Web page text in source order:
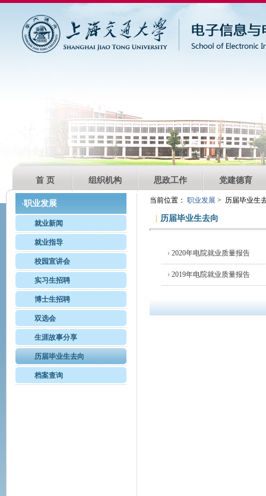
首 页 组织机构 思政工作 党建德育
·职业发展
就业新闻
就业指导
校园宣讲会
实习生招聘
博士生招聘
双选会
生涯故事分享
历届毕业生去向
档案查询
当前位置：职业发展 > 历届毕业生
历届毕业生去向
› 2020年电院就业质量报告
› 2019年电院就业质量报告